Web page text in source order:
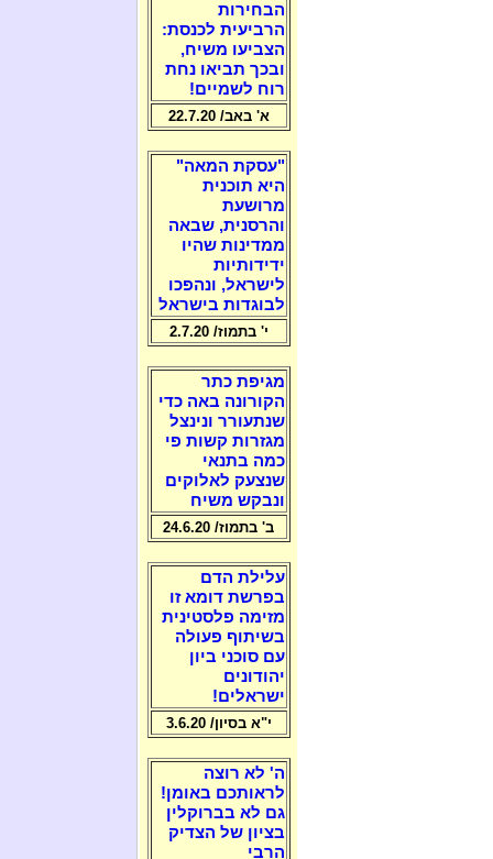
הבחירות
הרביעית לכנסת:
הצביעו משיח,
ובכך תביאו נחת
רוח לשמיים!
א' באב/ 22.7.20
"עסקת המאה"
היא תוכנית
מרושעת
והרסנית, שבאה
ממדינות שהיו
ידידותיות
לישראל, ונהפכו
לבוגדות בישראל
י' בתמוז/ 2.7.20
מגיפת כתר
הקורונה באה כדי
שנתעורר ונינצל
מגזרות קשות פי
כמה בתנאי
שנצעק לאלוקים
ונבקש משיח
ב' בתמוז/ 24.6.20
עלילת הדם
בפרשת דומא זו
מזימה פלסטינית
בשיתוף פעולה
עם סוכני ביון
יהודונים
ישראלים!
י"א בסיון/ 3.6.20
ה' לא רוצה
לראותכם באומן!
גם לא בברוקלין
בציון של הצדיק
הרבי